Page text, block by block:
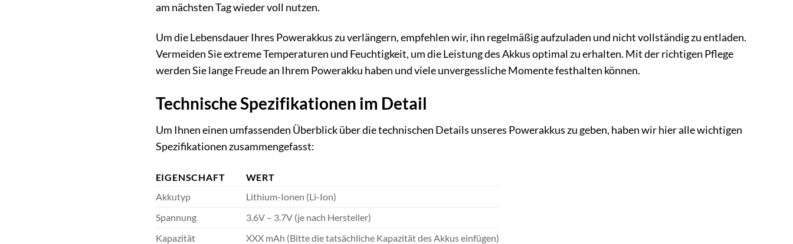
am nächsten Tag wieder voll nutzen.
Um die Lebensdauer Ihres Powerakkus zu verlängern, empfehlen wir, ihn regelmäßig aufzuladen und nicht vollständig zu entladen.
Vermeiden Sie extreme Temperaturen und Feuchtigkeit, um die Leistung des Akkus optimal zu erhalten. Mit der richtigen Pflege
werden Sie lange Freude an Ihrem Powerakku haben und viele unvergessliche Momente festhalten können.
Technische Spezifikationen im Detail
Um Ihnen einen umfassenden Überblick über die technischen Details unseres Powerakkus zu geben, haben wir hier alle wichtigen
Spezifikationen zusammengefasst:
EIGENSCHAFT
WERT
Akkutyp
Lithium-Ionen (Li-Ion)
Spannung
3.6V – 3.7V (je nach Hersteller)
Kapazität
XXX mAh (Bitte die tatsächliche Kapazität des Akkus einfügen)